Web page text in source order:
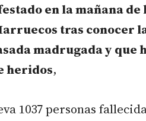
en la mañana de
tras conocer
madrugada y que
heridos,
1037 personas